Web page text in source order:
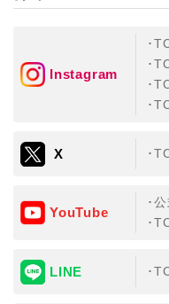
Instagram
X
YouTube
公
LINE